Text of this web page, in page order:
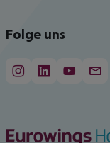
Folge uns